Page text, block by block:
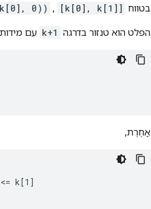
בטווח [k[0], k[1]]
,
k[0], 0))
הפלט הוא טנזור בדרגה k+1 עם מידות
אַחֶרֶת,
k[1]